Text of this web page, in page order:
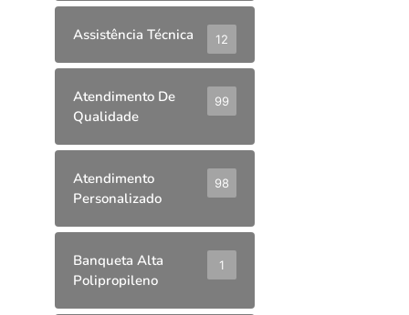
Assistência Técnica 12
Atendimento De
Qualidade
99
Atendimento
Personalizado
98
Banqueta Alta
Polipropileno
1